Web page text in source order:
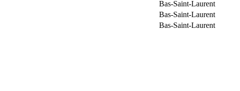
Bas-Saint-Laurent
Bas-Saint-Laurent
Bas-Saint-Laurent